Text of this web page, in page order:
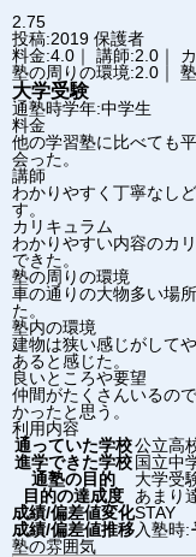
2.75
投稿:2019 保護者
料金:4.0｜ 講師:2.0｜
塾の周りの環境:2.0｜
大学受験
通塾時学年:中学生
料金
他の学習塾に比べても
会った。
講師
わかりやすく丁寧なし
す。
カリキュラム
わかりやすい内容のカ
できた。
塾の周りの環境
車の通りの大物多い場
た。
塾内の環境
建物は狭い感じがして
あると感じた。
良いところや要望
仲間がたくさんいるの
かったと思う。
利用内容
通っていた学校公立高
進学できた学校国立中
通塾の目的
大学受
目的の達成度
あまり
成績/偏差値変化STAY
成績/偏差値推移入塾時:
塾の雰囲気